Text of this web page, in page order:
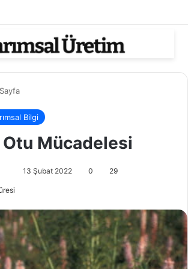
Bilgi
Otu Mücadelesi
e
-
o
13 Şubat 2022 0 29